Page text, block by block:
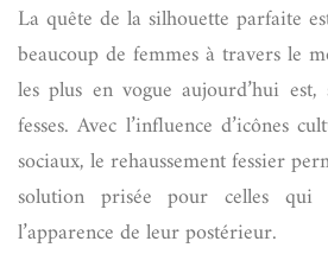
La quête de la silhouette parfaite
beaucoup de femmes à travers le
les plus en vogue aujourd’hui
fesses. Avec l’influence d’icônes
sociaux, le rehaussement fessier
solution prisée pour celles qui
l’apparence de leur postérieur.